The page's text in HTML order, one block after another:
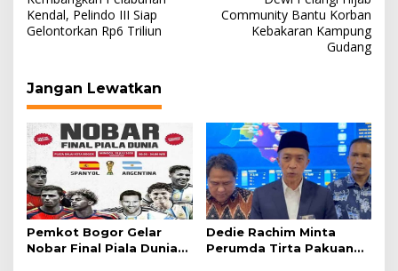
pos
Kendal, Pelindo III Siap
Gelontorkan Rp6 Triliun
Community Bantu Korban
Kebakaran Kampung
Gudang
Jangan Lewatkan
Pemkot Bogor Gelar
Nobar Final Piala Dunia
Dedie Rachim Minta
Perumda Tirta Pakuan